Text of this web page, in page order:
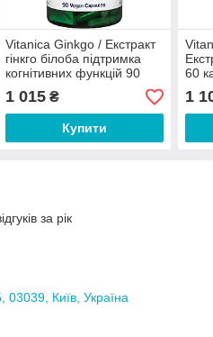
Vitanica Ginkgo / Екстракт
гінкго білоба підтримка
когнітивних функцій 90
капсул
1 015₴
Купити
60
1
за рік
03039, Київ, Україна